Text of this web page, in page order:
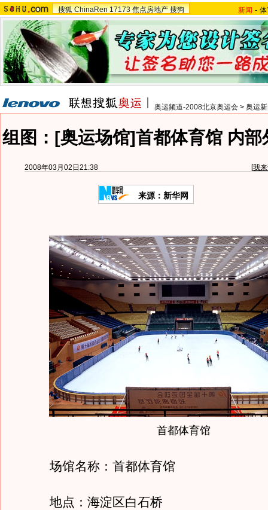
搜狐 ChinaRen 17173 焦点房地产 搜狗 新闻 -
奥运频道-2008北京奥运会 > 奥运
组图：[奥运场馆]首都体育馆 内部
2008年03月02日21:38 [我
来源：新华网
首都体育馆
场馆名称：首都体育馆
地点：海淀区白石桥